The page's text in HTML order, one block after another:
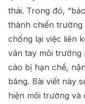
thái. Trong đó,
thành chiến
chống lại việc liên
vân tay môi trường
cáo bị hạn chế,
băng. Bài viết này
hiện môi trường và